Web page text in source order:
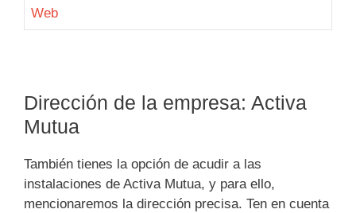
Web
Dirección de la empresa: Activa
Mutua
También tienes la opción de acudir a las
instalaciones de Activa Mutua, y para ello,
mencionaremos la dirección precisa. Ten en cuenta